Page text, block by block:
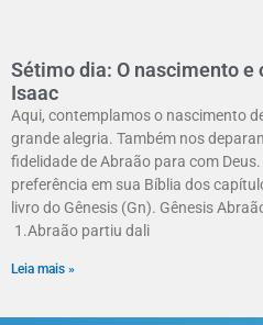
Sétimo dia: O nascimento e
Isaac
Aqui, contemplamos o nascimento
grande alegria. Também nos
fidelidade de Abraão para com
preferência em sua Bíblia dos
livro do Gênesis (Gn). Gênesis
1.Abraão partiu dali
Leia mais »